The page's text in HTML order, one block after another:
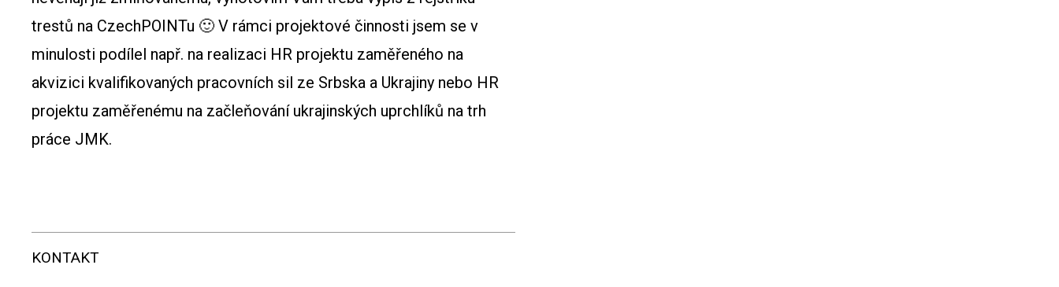
trestů na CzechPOINTu 🙂 V rámci projektové činnosti jsem se v
minulosti podílel např. na realizaci HR projektu zaměřeného na
akvizici kvalifikovaných pracovních sil ze Srbska a Ukrajiny nebo HR
projektu zaměřenému na začleňování ukrajinských uprchlíků na trh
práce JMK.
KONTAKT